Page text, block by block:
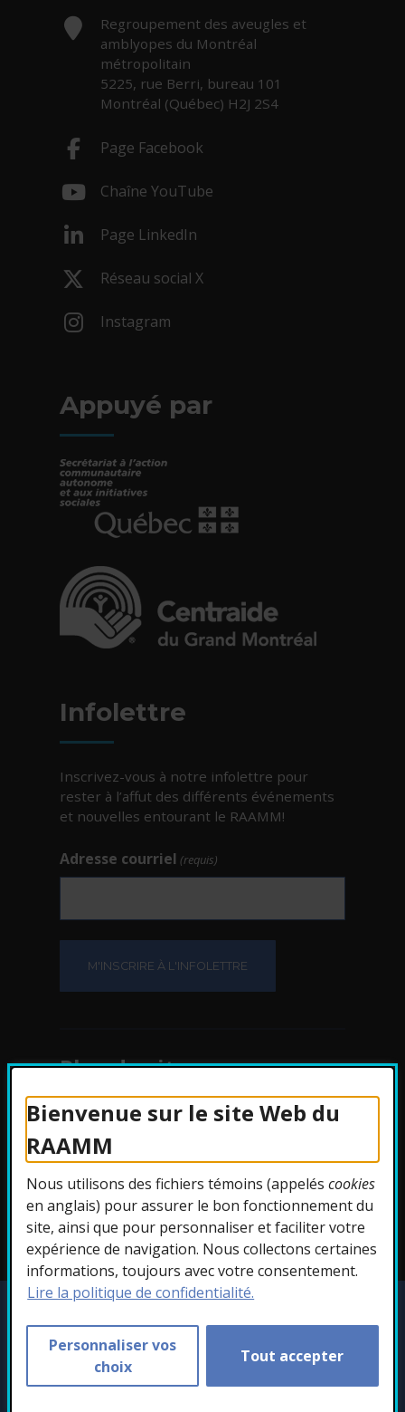
Bienvenue sur le site Web du
RAAMM
Nous utilisons des fichiers témoins (appeléscookies
en anglais) pour assurer le bon fonctionnement du
site, ainsi que pour personnaliser et faciliter votre
expérience de navigation. Nous collectons certaines
informations, toujours avec votre consentement.
Lire la politique de confidentialité.
Personnaliser vos
choix
Tout accepter
Adresse :
Regroupement des aveugles et
amblyopes du Montréal
métropolitain
5225, rue Berri, bureau 101
Montréal (Québec) H2J 2S4
Page Facebook
Chaîne YouTube
Page LinkedIn
Réseau social X
Instagram
Appuyé par
Infolettre
Inscrivez-vous à notre infolettre pour
rester à l’affut des différents événements
et nouvelles entourant le RAAMM!
Adresse courriel (requis)
Plan du site
Protection des
renseignements
Accessibilité
réservés.
Personnaliser les témoins
Conception :Ekloweb - Cet hyperlien